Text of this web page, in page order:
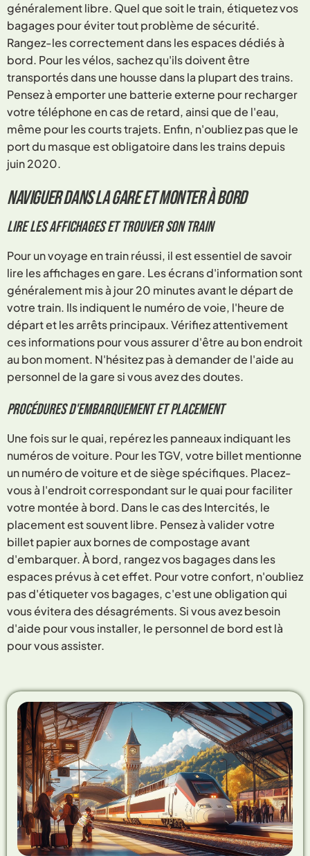
généralement libre. Quel que soit le train, étiquetez vos
bagages pour éviter tout problème de sécurité.
Rangez-les correctement dans les espaces dédiés à
bord. Pour les vélos, sachez qu'ils doivent être
transportés dans une housse dans la plupart des trains.
Pensez à emporter une batterie externe pour recharger
votre téléphone en cas de retard, ainsi que de l'eau,
même pour les courts trajets. Enfin, n'oubliez pas que le
port du masque est obligatoire dans les trains depuis
juin 2020.
Naviguer dans la gare et monter à bord
Lire les affichages et trouver son train
Pour un voyage en train réussi, il est essentiel de savoir
lire les affichages en gare. Les écrans d'information sont
généralement mis à jour 20 minutes avant le départ de
votre train. Ils indiquent le numéro de voie, l'heure de
départ et les arrêts principaux. Vérifiez attentivement
ces informations pour vous assurer d'être au bon endroit
au bon moment. N'hésitez pas à demander de l'aide au
personnel de la gare si vous avez des doutes.
Procédures d'embarquement et placement
Une fois sur le quai, repérez les panneaux indiquant les
numéros de voiture. Pour les TGV, votre billet mentionne
un numéro de voiture et de siège spécifiques. Placez-
vous à l'endroit correspondant sur le quai pour faciliter
votre montée à bord. Dans le cas des Intercités, le
placement est souvent libre. Pensez à valider votre
billet papier aux bornes de compostage avant
d'embarquer. À bord, rangez vos bagages dans les
espaces prévus à cet effet. Pour votre confort, n'oubliez
pas d'étiqueter vos bagages, c'est une obligation qui
vous évitera des désagréments. Si vous avez besoin
d'aide pour vous installer, le personnel de bord est là
pour vous assister.